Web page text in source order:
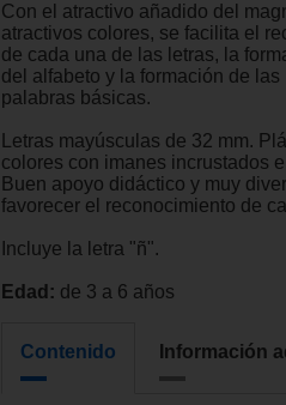
Con el atractivo añadido del
atractivos colores, se facilita el
de cada una de las letras, la
del alfabeto y la formación de las
palabras básicas.
Letras mayúsculas de 32 mm.
colores con imanes incrustados
Buen apoyo didáctico y muy
favorecer el reconocimiento de
Incluye la letra "ñ".
Edad: de 3 a 6 años
Contenido Información